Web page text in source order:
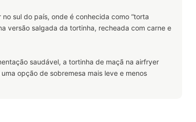
sul do país, onde é conhecida como “torta
versão salgada da tortinha, recheada com carne e
saudável, a tortinha de maçã na airfryer
opção de sobremesa mais leve e menos